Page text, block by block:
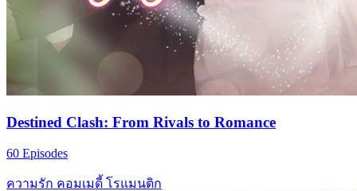
Destined Clash: From Rivals to Romance
60 Episodes
ความรัก คอมเมดี้ โรแมนติก